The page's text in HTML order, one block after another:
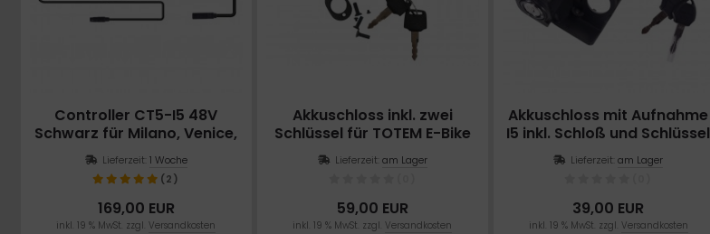
Controller CT5-I5 48V
Schwarz für Milano, Venice,
Moscow, Aspen
Lieferzeit: 1 Woche
(2)
169,00 EUR
inkl. 19 % MwSt. zzgl.Versandkosten
Akkuschloss inkl. zwei
Schlüssel für TOTEM E-Bike
Lieferzeit: am Lager
59,00 EUR
inkl. 19 % MwSt. zzgl.Versandkosten
Akkuschloss mit Aufnahme
I5 inkl. Schloß und Schlüssel
Lieferzeit:am Lager
39,00 EUR
inkl. 19 % MwSt. zzgl. Versandkosten